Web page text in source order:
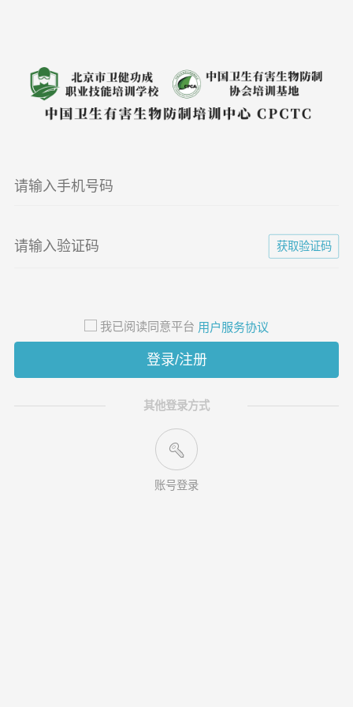
获取验证码
我已阅读同意平台 用户服务协议
登录/注册
其他登录方式
账号登录